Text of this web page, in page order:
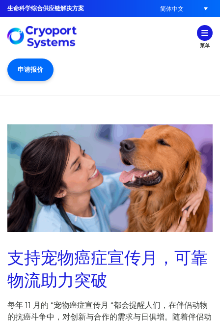
生命科学综合供应链解决方案 简体中文
菜单
申请报价
支持宠物癌症宣传月，可靠
物流助力突破
每年 11 月的 “宠物癌症宣传月 “都会提醒人们，在伴侣动物
的抗癌斗争中，对创新与合作的需求与日俱增。随着伴侣动